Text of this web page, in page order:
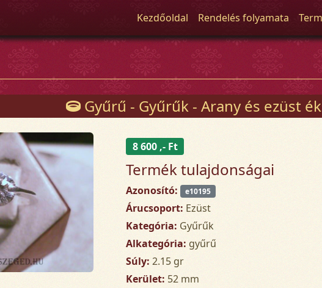
Kezdőoldal Rendelés folyamata
Gyűrű - Gyűrűk - Arany és ezüst
8 600 ,- Ft
Termék tulajdonságai
Azonosító: e10195
Árucsoport: Ezüst
Kategória: Gyűrűk
Alkategória: gyűrű
Súly: 2.15 gr
Kerület: 52 mm